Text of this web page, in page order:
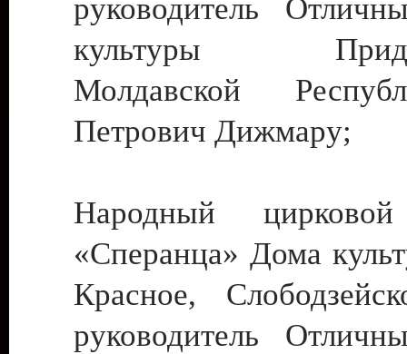
руководитель
культуры
Молдавской
Петрович Дижмару;
Народный цирковой
«Сперанца» Дома
Красное,
руководитель